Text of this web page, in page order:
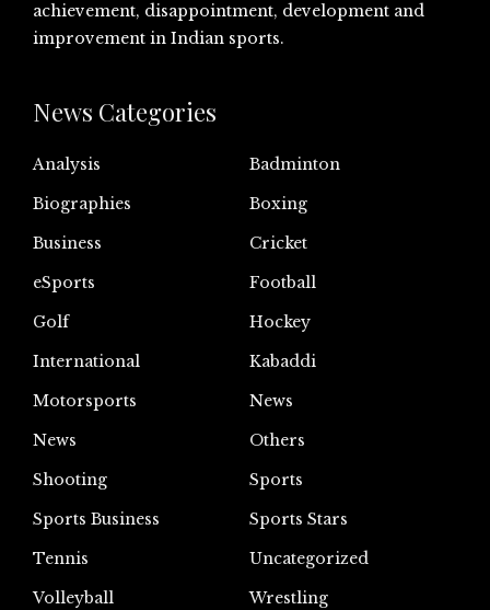
achievement, disappointment, development and
improvement in Indian sports.
News Categories
Analysis
Badminton
Biographies
Boxing
Business
Cricket
eSports
Football
Golf
Hockey
International
Kabaddi
Motorsports
News
News
Others
Shooting
Sports
Sports Business
Sports Stars
Tennis
Uncategorized
Volleyball
Wrestling